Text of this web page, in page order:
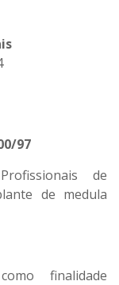
97
de
de medula
finalidade